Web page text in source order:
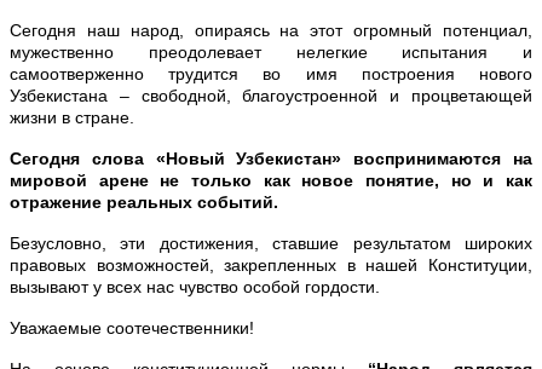
Сегодня наш народ, опираясь на этот огромный потенциал,
мужественно преодолевает нелегкие испытания и
самоотверженно трудится во имя построения нового
Узбекистана – свободной, благоустроенной и процветающей
жизни в стране.
Сегодня слова «Новый Узбекистан» воспринимаются на
мировой арене не только как новое понятие, но и как
отражение реальных событий.
Безусловно, эти достижения, ставшие результатом широких
правовых возможностей, закрепленных в нашей Конституции,
вызывают у всех нас чувство особой гордости.
Уважаемые соотечественники!